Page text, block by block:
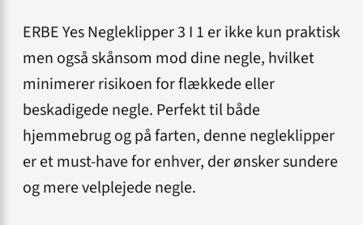
ERBE Yes Negleklipper 3 I 1 er ikke kun praktisk
men også skånsom mod dine negle, hvilket
minimerer risikoen for flækkede eller
beskadigede negle. Perfekt til både
hjemmebrug og på farten, denne negleklipper
er et must-have for enhver, der ønsker sundere
og mere velplejede negle.